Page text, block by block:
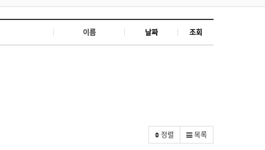
이름 날짜 조회
정렬 목록